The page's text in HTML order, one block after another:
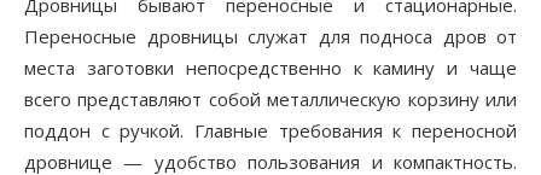
Дровницы бывают переносные и стационарные.
Переносные дровницы служат для подноса дров от
места заготовки непосредственно к камину и чаще
всего представляют собой металлическую корзину или
поддон с ручкой. Главные требования к переносной
дровнице — удобство пользования и компактность.